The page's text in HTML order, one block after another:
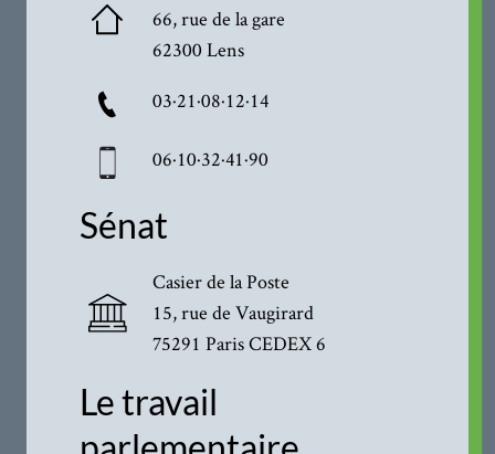
66, rue de la gare
62300 Lens
03·21·08·12·14
06·10·32·41·90
Sénat
Casier de la Poste
15, rue de Vaugirard
75291 Paris CEDEX 6
Le travail